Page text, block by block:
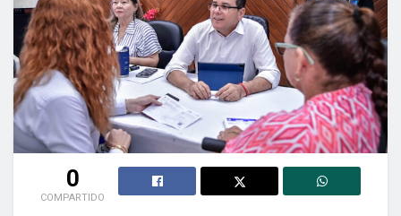
0
COMPARTIDO